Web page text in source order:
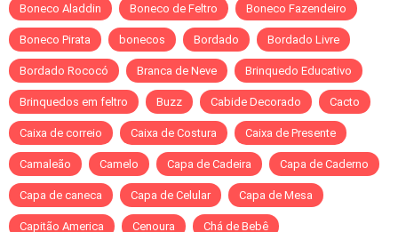
Boneco Aladdin Boneco de Feltro Boneco Fazendeiro
Boneco Pirata bonecos Bordado Bordado Livre
Bordado Rococó Branca de Neve Brinquedo Educativo
Brinquedos em feltro Buzz Cabide Decorado Cacto
Caixa de correio Caixa de Costura Caixa de Presente
Camaleão Camelo Capa de Cadeira Capa de Caderno
Capa de caneca Capa de Celular Capa de Mesa
Capitão America Cenoura Chá de Bebê